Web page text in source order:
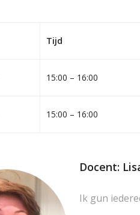
Tijd
15:00 – 16:00
15:00 – 16:00
Docent:
Ik gun